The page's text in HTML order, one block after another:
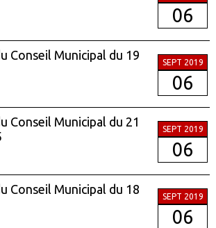
06
Conseil Municipal du 19
SEPT 2019
06
Conseil Municipal du 21
SEPT 2019
06
Conseil Municipal du 18
SEPT 2019
06